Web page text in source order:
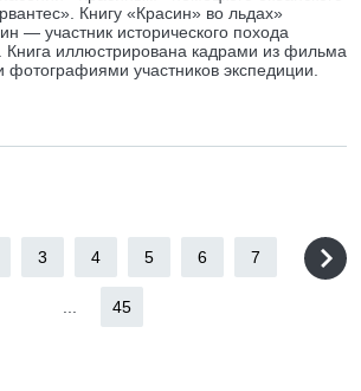
Книгу «Красин» во льдах»
— участник исторического похода
Книга иллюстрирована кадрами из фильма
фотографиями участников экспедиции.
3 4 5 6 7
45